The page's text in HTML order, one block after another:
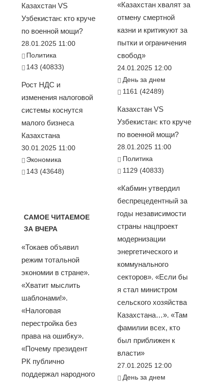
Казахстан VS
Узбекистан: кто круче
по военной мощи?
28.01.2025 11:00
Политика
143 (40833)
Рост НДС и
изменения налоговой
системы коснутся
малого бизнеса
Казахстана
30.01.2025 11:00
Экономика
143 (43648)
САМОЕ ЧИТАЕМОЕ
ЗА ВЧЕРА
«Токаев объявил
режим тотальной
экономии в стране».
«Хватит мыслить
шаблонами!».
«Налоговая
перестройка без
права на ошибку».
«Почему президент
РК публично
поддержал народного
«Казахстан хвалят за
отмену смертной
казни и критикуют за
пытки и ограничения
свобод»
24.01.2025 12:00
День за днем
1161 (42489)
Казахстан VS
Узбекистан: кто круче
по военной мощи?
28.01.2025 11:00
Политика
1129 (40833)
«Кабмин утвердил
беспрецедентный за
годы независимости
страны нацпроект
модернизации
энергетического и
коммунального
секторов». «Если бы
я стал министром
сельского хозяйства
Казахстана…». «Там
фамилии всех, кто
был приближен к
власти»
27.01.2025 12:00
День за днем